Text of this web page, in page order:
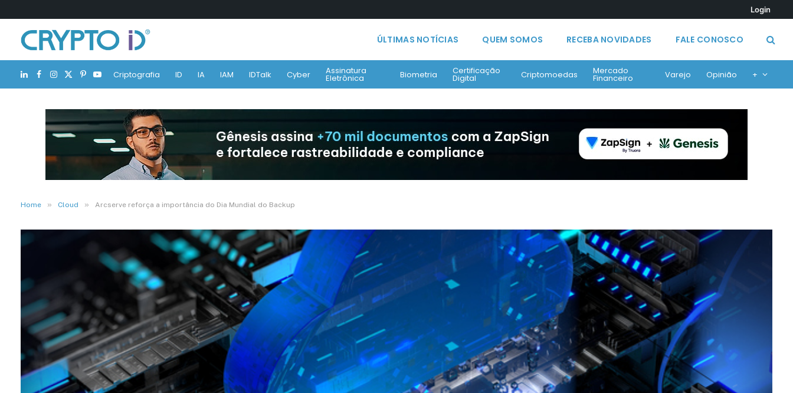
Login
ÚLTIMAS NOTÍCIAS QUEM SOMOS RECEBA NOVIDADES FALE CONOSCO
LinkedIn
Facebook
Instagram
X
(Twitter)
Pinterest
YouTubeCriptografia ID IA IAM IDTalk Cyber Assinatura
Eletrônica Biometria Certificação
Digital Criptomoedas Mercado
Financeiro Varejo Opinião +
Home » Cloud » Arcserve reforça a importância do Dia Mundial do Backup